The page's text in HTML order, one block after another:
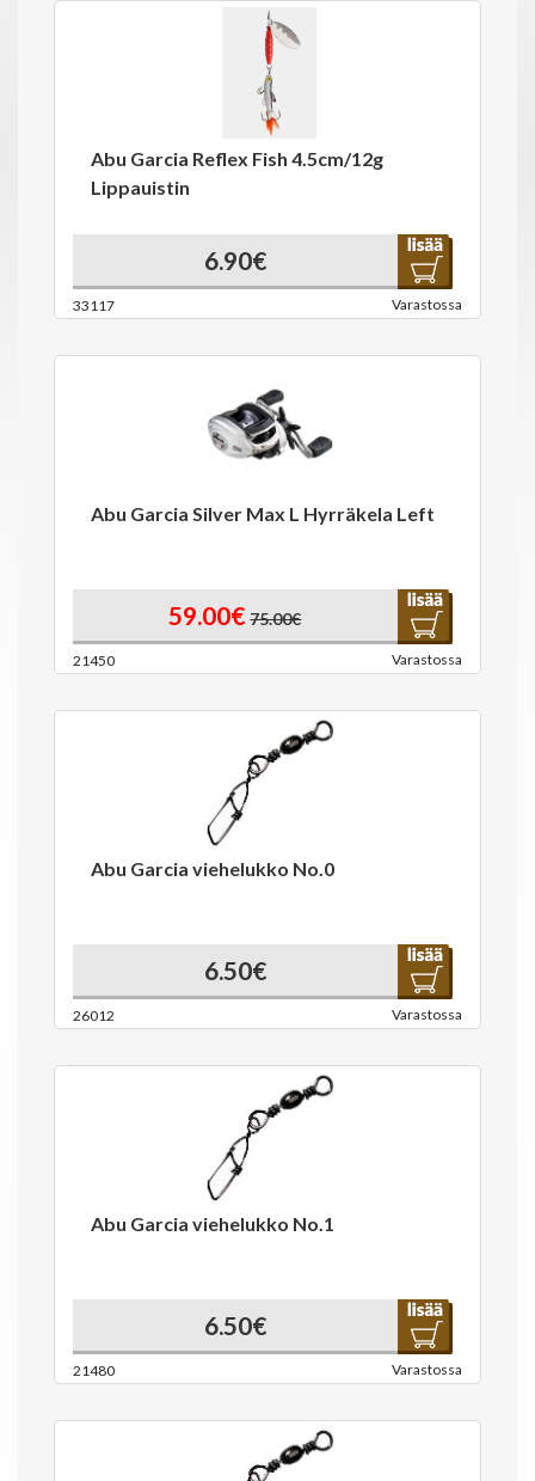
Abu Garcia Reflex Fish 4.5cm/12g
Lippauistin
6.90€
33117 Varastossa
Abu Garcia Silver Max L Hyrräkela Left
59.00€ 75.00€
21450 Varastossa
Abu Garcia viehelukko No.0
6.50€
26012 Varastossa
Abu Garcia viehelukko No.1
6.50€
21480 Varastossa